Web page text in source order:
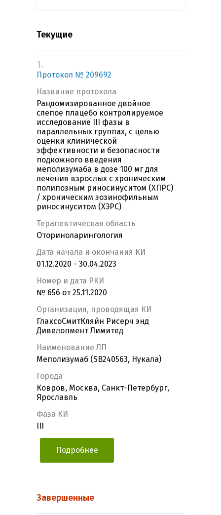
Текущие
1.
Протокол № 209692
Название протокола
Рандомизированное двойное
слепое плацебо контролируемое
исследование III фазы в
параллельных группах, с целью
оценки клинической
эффективности и безопасности
подкожного введения
меполизумаба в дозе 100 мг для
лечения взрослых с хроническим
полипозным риносинуситом (ХПРС)
/ хроническим эозинофильным
риносинуситом (ХЭРС)
Терапевтическая область
Оториноларингология
Дата начала и окончания КИ
01.12.2020 - 30.04.2023
Номер и дата РКИ
№ 656 от 25.11.2020
Организация, проводящая КИ
ГлаксоСмитКляйн Рисерч энд
Дивелопмент Лимитед
Наименование ЛП
Меполизумаб (SB240563, Нукала)
Города
Ковров, Москва, Санкт-Петербург,
Ярославль
Фаза КИ
Подробнее
Завершенные